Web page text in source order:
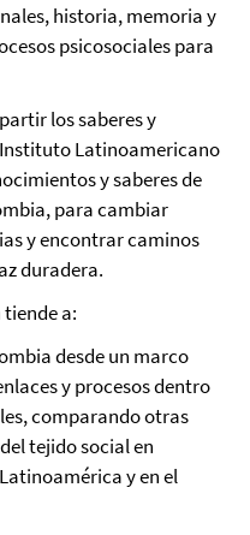
historia, memoria y
psicosociales para
los saberes y
Latinoamericano
y saberes de
para cambiar
y encontrar caminos
duradera.
a:
desde un marco
y procesos dentro
comparando otras
tejido social en
y en el